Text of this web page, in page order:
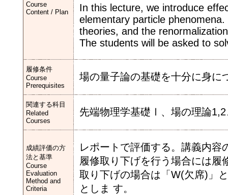
Course
Content / Plan
In this lecture, we introduce
elementary particle
theories, and the
The students will be asked to
履修条件
Course
Prerequisites
場の量子論の基礎を十分に身に
関連する科目
Related
Courses
先端物理学基礎Ⅰ、場の理論
成績評価の方
法と基準
Course
Evaluation
Method and
Criteria
レポートで評価する。講義内
履修取り下げを行う場合には履
取り下げの場合は「W(欠席)」
としま す。